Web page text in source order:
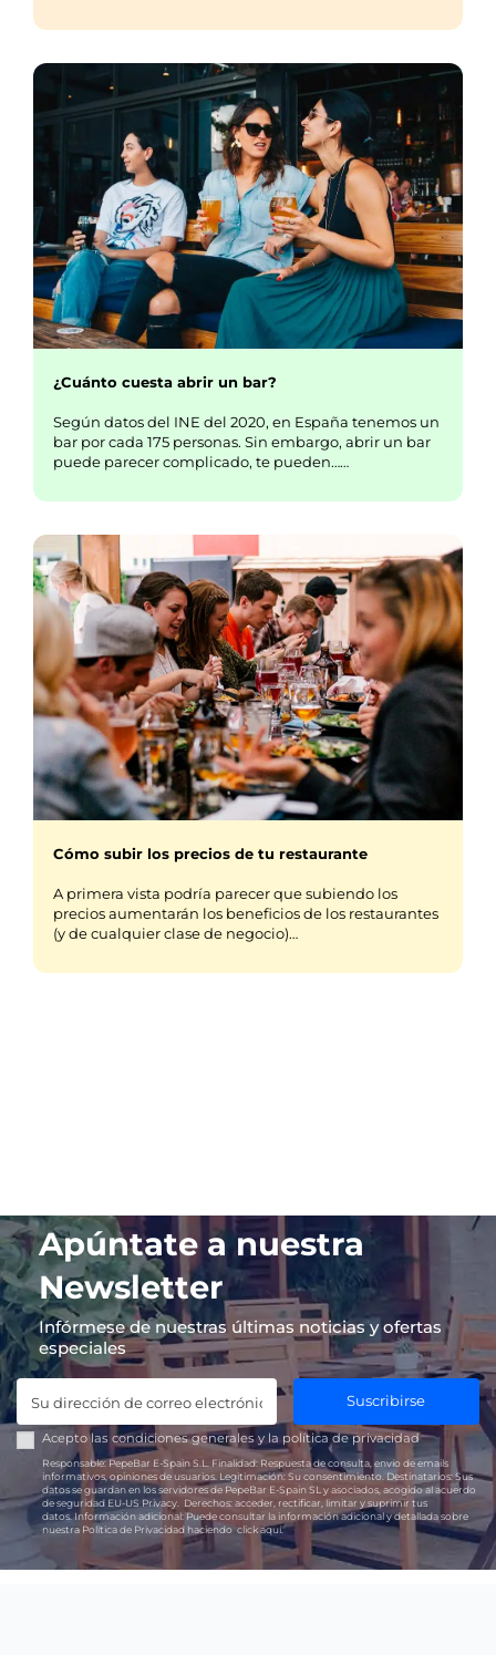
¿Cuánto cuesta abrir un bar?
Según datos del INE del 2020, en España tenemos un
bar por cada 175 personas. Sin embargo, abrir un bar
puede parecer complicado, te pueden……
Cómo subir los precios de tu restaurante
A primera vista podría parecer que subiendo los
precios aumentarán los beneficios de los restaurantes
(y de cualquier clase de negocio)…
Apúntate a nuestra
Newsletter
Infórmese de nuestras últimas noticias y ofertas
especiales
Suscribirse
Acepto las condiciones generales y lapolítica de privacidad
Responsable:PepeBar E-Spain S.L. Finalidad: Respuesta de consulta, envío de emails
informativos, opiniones de usuarios. Legitimación: Su consentimiento. Destinatarios:Sus
datos se guardan en los servidores de PepeBar E-Spain SL y asociados, acogido al acuerdo
de seguridad EU-US Privacy.
Derechos: acceder, rectificar, limitar y suprimir tus
datos.Información adicional:Puede consultar la información adicional y detallada sobre
nuestra Política de Privacidad haciendoclick aquí.